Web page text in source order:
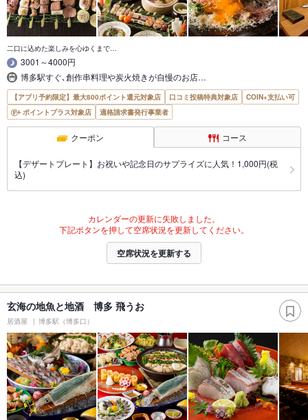
二口に込めた楽しみを心ゆくまで…
3001～4000円
博多駅すぐ､創作串料理や炭火焼きが自慢のお店…
【アプリ予約限定】最大800ポイント還元対象店 口コミ投稿特典対象店
COIN+支払い可
ポイントプラス対象店
適格請求書発行事業者
クーポン コース
【デザートプレート】お祝いや記念日のサプライズに人気！1,000円(税
込)
カレンダーの更新に失敗しました。
下記ボタンを押して空席状況を更新してください。
空席状況を更新する
玄海の地魚と地酒 博多 飛うお
居酒屋 博多駅（博多口）